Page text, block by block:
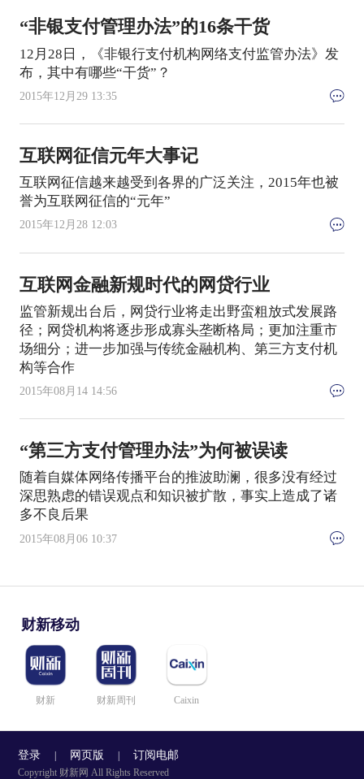
“非银支付管理办法”的16条干货
12月28日，《非银行支付机构网络支付监管办法》发
布，其中有哪些“干货”？
2015年12月29 13:35
互联网征信元年大事记
互联网征信越来越受到各界的广泛关注，2015年也被
誉为互联网征信的“元年”
2015年12月28 12:03
互联网金融新规时代的网贷行业
监管新规出台后，网贷行业将走出野蛮粗放式发展路
径；网贷机构将逐步形成寡头垄断格局；更加注重市
场细分；进一步加强与传统金融机构、第三方支付机
构等合作
2015年08月14 14:56
“第三方支付管理办法”为何被误读
随着自媒体网络传播平台的推波助澜，很多没有经过
深思熟虑的错误观点和知识被扩散，事实上造成了诸
多不良后果
2015年08月06 10:37
财新移动
财新 财新周刊 Caixin
登录 | 网页版 | 订阅电邮
Copyright 财新网 All Rights Reserved